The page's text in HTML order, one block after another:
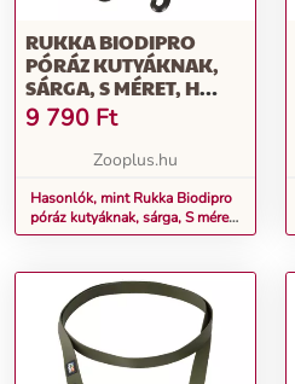
RUKKA BIODIPRO
PÓRÁZ KUTYÁKNAK,
SÁRGA, S MÉRET, H
180CM, SZ 25MM
9 790 Ft
Zooplus.hu
Hasonlók, mint Rukka Biodipro
póráz kutyáknak, sárga, S méret,
H 180cm, Sz 25mm